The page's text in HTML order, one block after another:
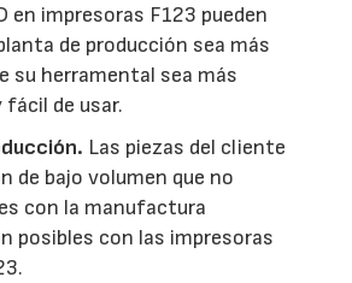
en impresoras F123 pueden
de producción sea más
su herramental sea más
de usar.
Las piezas del cliente
de bajo volumen que no
con la manufactura
posibles con las impresoras